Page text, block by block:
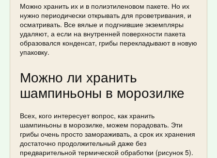
Можно хранить их и в полиэтиленовом пакете. Но их
нужно периодически открывать для проветривания, и
осматривать. Все вялые и подгнившие экземпляры
удаляют, а если на внутренней поверхности пакета
образовался конденсат, грибы перекладывают в новую
упаковку.
Можно ли хранить
шампиньоны в морозилке
Всех, кого интересует вопрос, как хранить
шампиньоны в морозилке, можем порадовать. Эти
грибы очень просто замораживать, а срок их хранения
достаточно продолжительный даже без
предварительной термической обработки (рисунок 5).